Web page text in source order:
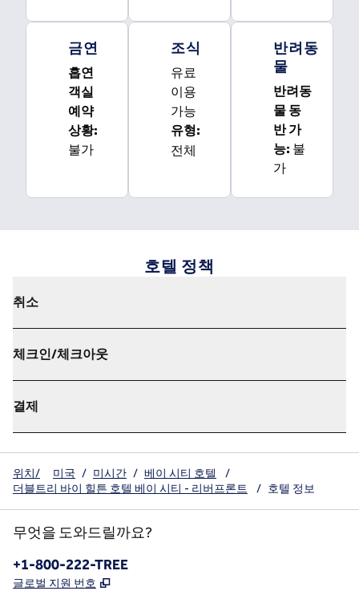
금연
흡연
객실
예약
상황:
불가
조식
유료
이용
가능
유형:
전체
반려동
물
반려동
물 동
반 가
능: 불
가
호텔 정책
취소
체크인/체크아웃
결제
위치/ 미국 / 미시간 / 베이 시티 호텔
/
더블트리 바이 힐튼 호텔 베이 시티 - 리버프론트
/ 호텔 정보
무엇을 도와드릴까요?
전화:
+1-800-222-TREE
글로벌 지원 번호 ,